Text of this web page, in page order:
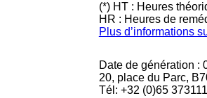
(*) HT : Heures
HR : Heures de
Plus d’informations
Date de génération :
20, place du Parc,
Tél: +32 (0)65 373111